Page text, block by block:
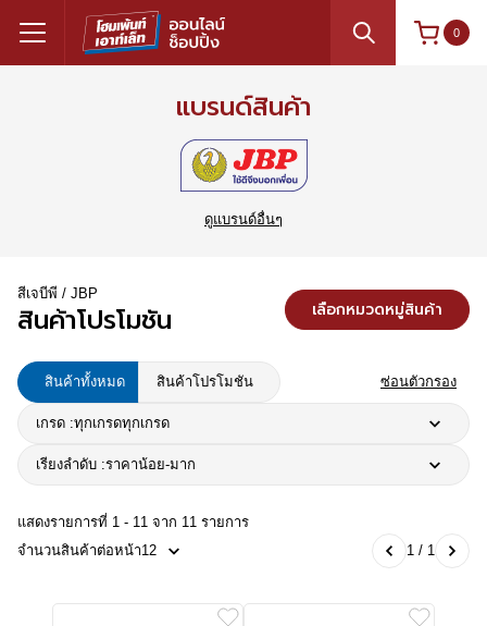
0
แบรนด์สินค้า
ดูแบรนด์อื่นๆ
สีเจบีพี / JBP
สินค้าโปรโมชัน เลือกหมวดหมู่สินค้า
สินค้าทั้งหมด สินค้าโปรโมชัน ซ่อนตัวกรอง
เกรด :ทุกเกรดทุกเกรด
เรียงลำดับ :ราคาน้อย-มาก
แสดงรายการที่ 1 - 11 จาก 11 รายการ
จำนวนสินค้าต่อหน้า12 1 / 1